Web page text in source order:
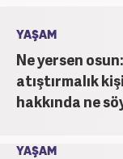
YAŞAM
Ne yersen
atıştırmalık
hakkında ne
YAŞAM